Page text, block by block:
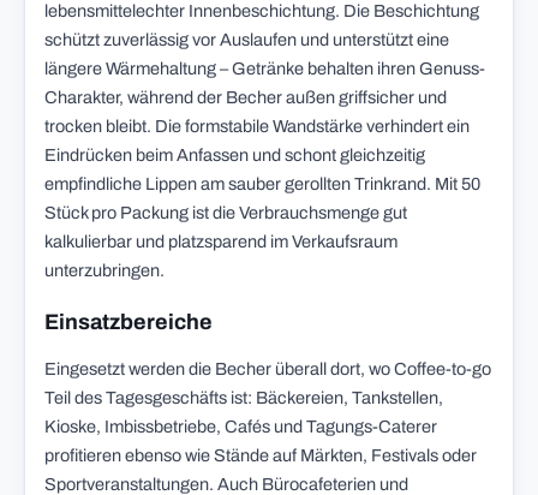
lebensmittelechter Innenbeschichtung. Die Beschichtung
schützt zuverlässig vor Auslaufen und unterstützt eine
längere Wärmehaltung – Getränke behalten ihren Genuss-
Charakter, während der Becher außen griffsicher und
trocken bleibt. Die formstabile Wandstärke verhindert ein
Eindrücken beim Anfassen und schont gleichzeitig
empfindliche Lippen am sauber gerollten Trinkrand. Mit 50
Stück pro Packung ist die Verbrauchsmenge gut
kalkulierbar und platzsparend im Verkaufsraum
unterzubringen.
Einsatzbereiche
Eingesetzt werden die Becher überall dort, wo Coffee-to-go
Teil des Tagesgeschäfts ist: Bäckereien, Tankstellen,
Kioske, Imbissbetriebe, Cafés und Tagungs-Caterer
profitieren ebenso wie Stände auf Märkten, Festivals oder
Sportveranstaltungen. Auch Bürocafeterien und